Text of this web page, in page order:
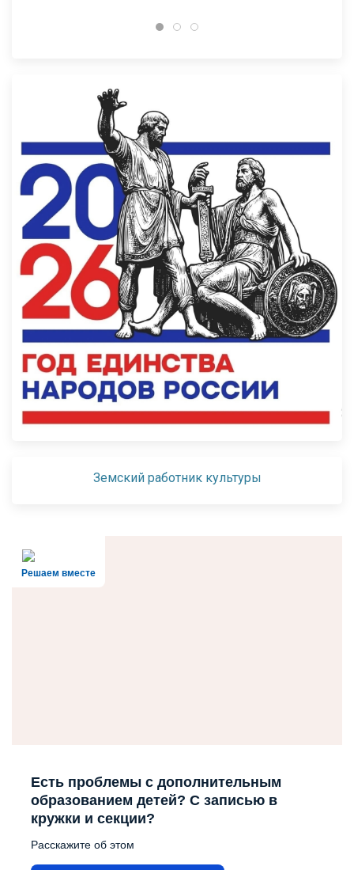
Земский работник культуры
Решаем вместе
Есть проблемы с дополнительным
образованием детей? С записью в
кружки и секции?
Расскажите об этом